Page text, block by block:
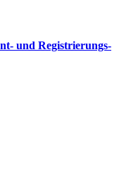
und Registrierungs-